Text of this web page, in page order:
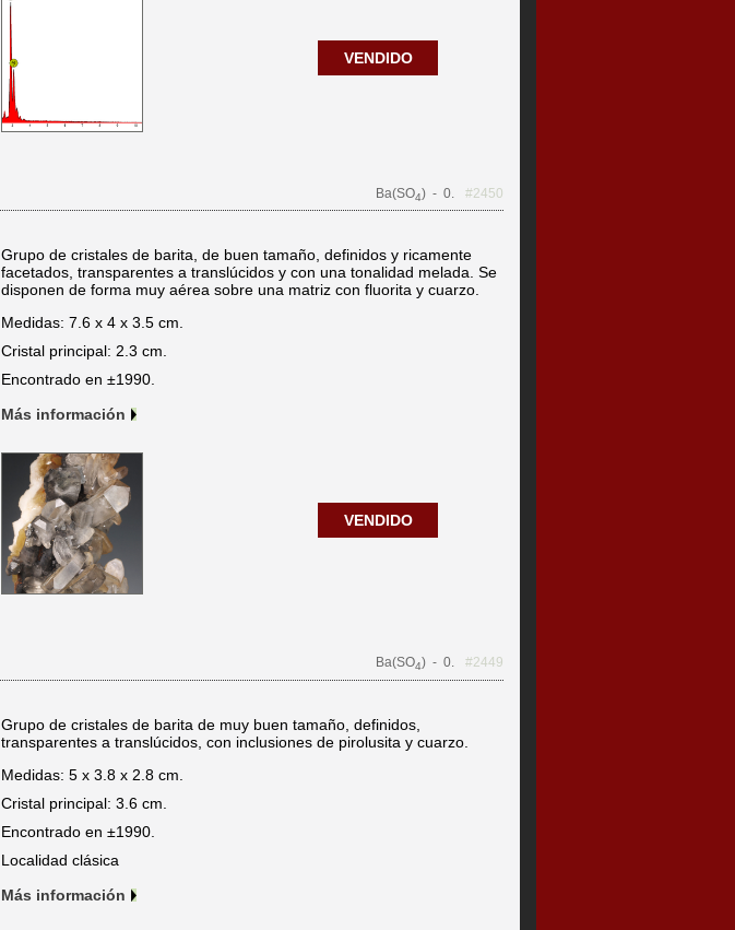
VENDIDO
Ba(SO4) - 0.
#2450
Grupo de cristales de barita, de buen tamaño, definidos y ricamente
facetados, transparentes a translúcidos y con una tonalidad melada. Se
disponen de forma muy aérea sobre una matriz con fluorita y cuarzo.
Medidas: 7.6 x 4 x 3.5 cm.
Cristal principal: 2.3 cm.
Encontrado en ±1990.
Más información
VENDIDO
Ba(SO4) - 0.
#2449
Grupo de cristales de barita de muy buen tamaño, definidos,
transparentes a translúcidos, con inclusiones de pirolusita y cuarzo.
Medidas: 5 x 3.8 x 2.8 cm.
Cristal principal: 3.6 cm.
Encontrado en ±1990.
Localidad clásica
Más información